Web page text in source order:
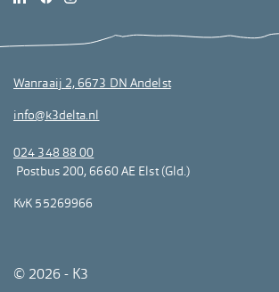
© 2026 - K3
Wanraaij 2, 6673 DN Andelst
info@k3delta.nl
024 348 88 00
Postbus 200, 6660 AE Elst (Gld.)
KvK 55269966